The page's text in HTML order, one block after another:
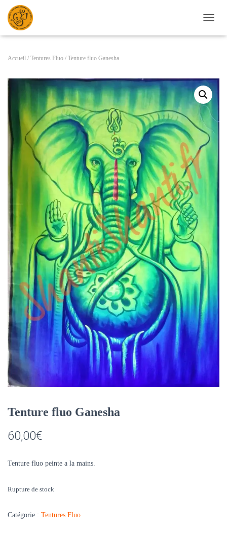
É
R
L
A
N
V
I
G
Accueil / Tentures Fluo / Tenture fluo Ganesha
Tenture fluo Ganesha
60,00€
Tenture fluo peinte a la mains.
Rupture de stock
Catégorie : Tentures Fluo